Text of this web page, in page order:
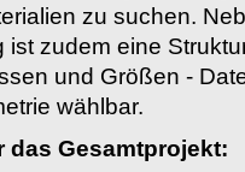
zu suchen.
ist zudem eine
und Größen -
wählbar.
das Gesamtprojekt: